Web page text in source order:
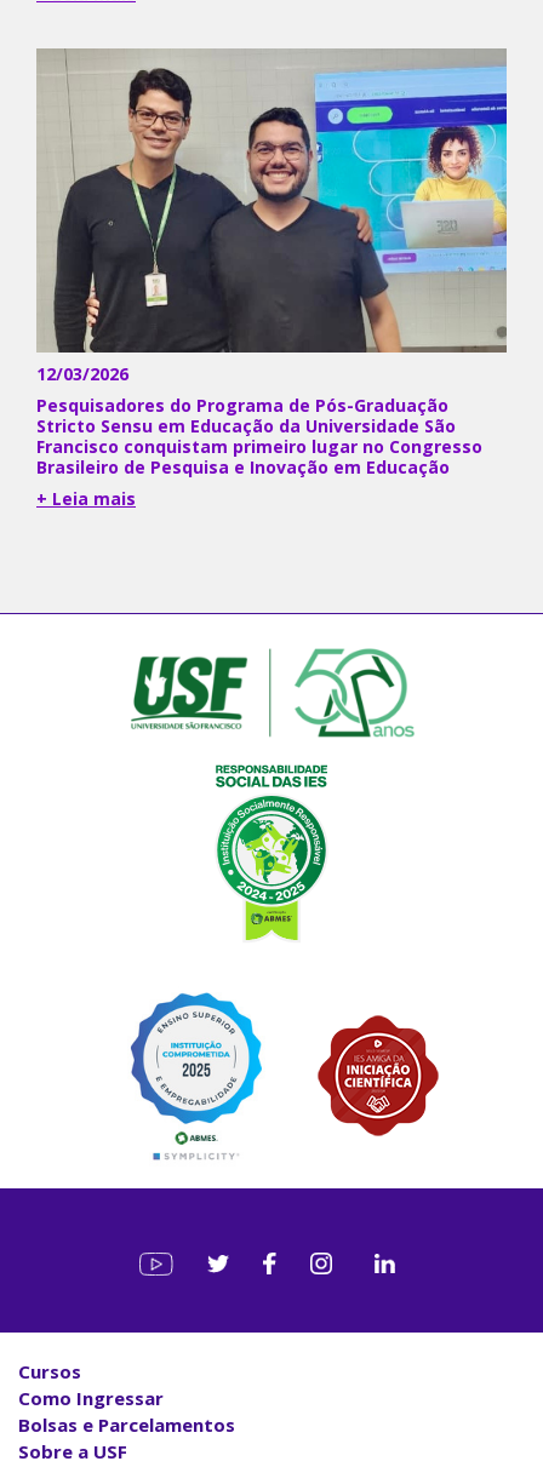
12/03/2026
Pesquisadores do Programa de Pós-Graduação
Stricto Sensu em Educação da Universidade São
Francisco conquistam primeiro lugar no Congresso
Brasileiro de Pesquisa e Inovação em Educação
+ Leia mais
Cursos
Como Ingressar
Bolsas e Parcelamentos
Sobre a USF